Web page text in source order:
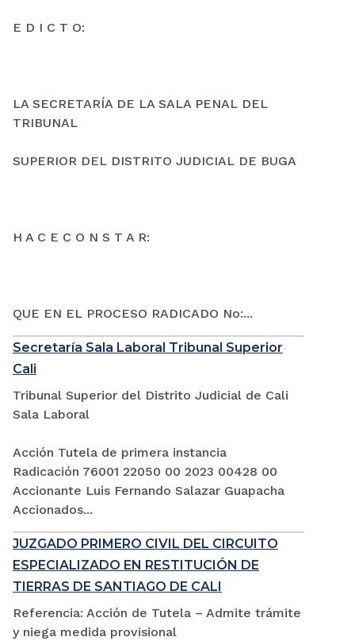
E D I C T O:
LA SECRETARÍA DE LA SALA PENAL DEL
TRIBUNAL
SUPERIOR DEL DISTRITO JUDICIAL DE BUGA
H A C E C O N S T A R:
QUE EN EL PROCESO RADICADO No:...
Secretaría Sala Laboral Tribunal Superior
Cali
Tribunal Superior del Distrito Judicial de Cali
Sala Laboral
Acción Tutela de primera instancia
Radicación 76001 22050 00 2023 00428 00
Accionante Luis Fernando Salazar Guapacha
Accionados...
JUZGADO PRIMERO CIVIL DEL CIRCUITO
ESPECIALIZADO EN RESTITUCIÓN DE
TIERRAS DE SANTIAGO DE CALI
Referencia: Acción de Tutela – Admite trámite
y niega medida provisional